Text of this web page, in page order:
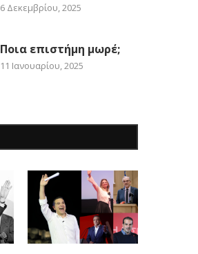
6 Δεκεμβρίου, 2025
Ποια επιστήμη μωρέ;
11 Ιανουαρίου, 2025